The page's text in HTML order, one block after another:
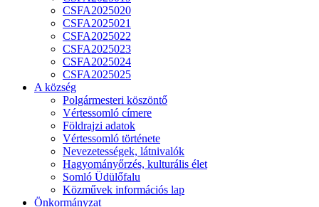
CSFA2025020
CSFA2025021
CSFA2025022
CSFA2025023
CSFA2025024
CSFA2025025
A község
Polgármesteri köszöntő
Vértessomló címere
Földrajzi adatok
Vértessomló története
Nevezetességek, látnivalók
Hagyományőrzés, kulturális élet
Somló Üdülőfalu
Közművek információs lap
Önkormányzat